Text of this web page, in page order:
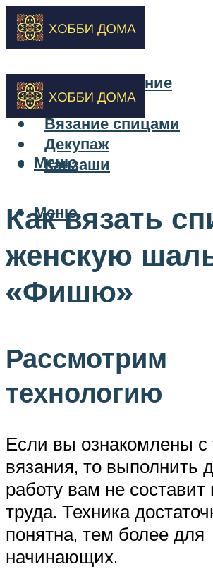
Бисероплетение
Вышивка
Вязание спицами
Декупаж
Канзаши
Меню
Меню
Как вязать
женскую
«Фишю»
Рассмотрим
технологию
Если вы ознакомлены с
вязания, то выполнить
работу вам не составит
труда. Техника
понятна, тем более для
начинающих.